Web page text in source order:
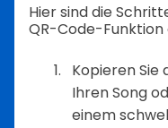
Hier sind die
QR-Code-Funktion
Kopieren
Ihren Song
einem